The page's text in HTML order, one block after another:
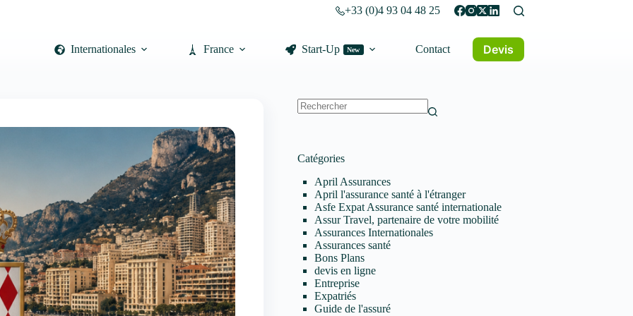
+33 (0)4 93 04 48 25
Internationales France Start-Up New Contact Devis
Catégories
April Assurances
April l'assurance santé à l'étranger
Asfe Expat Assurance santé internationale
Assur Travel, partenaire de votre mobilité
Assurances Internationales
Assurances santé
Bons Plans
devis en ligne
Entreprise
Expatriés
Guide de l'assuré